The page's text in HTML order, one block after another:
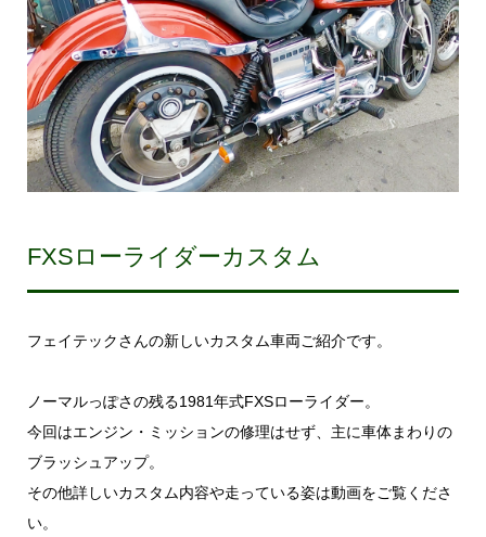
FXSローライダーカスタム
フェイテックさんの新しいカスタム車両ご紹介です。
ノーマルっぽさの残る1981年式FXSローライダー。
今回はエンジン・ミッションの修理はせず、主に車体まわりの
ブラッシュアップ。
その他詳しいカスタム内容や走っている姿は動画をご覧くださ
い。